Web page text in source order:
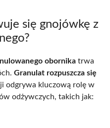
się gnojówkę z
obornika trwa
Granulat rozpuszcza się
odgrywa kluczową rolę w
odżywczych, takich jak: